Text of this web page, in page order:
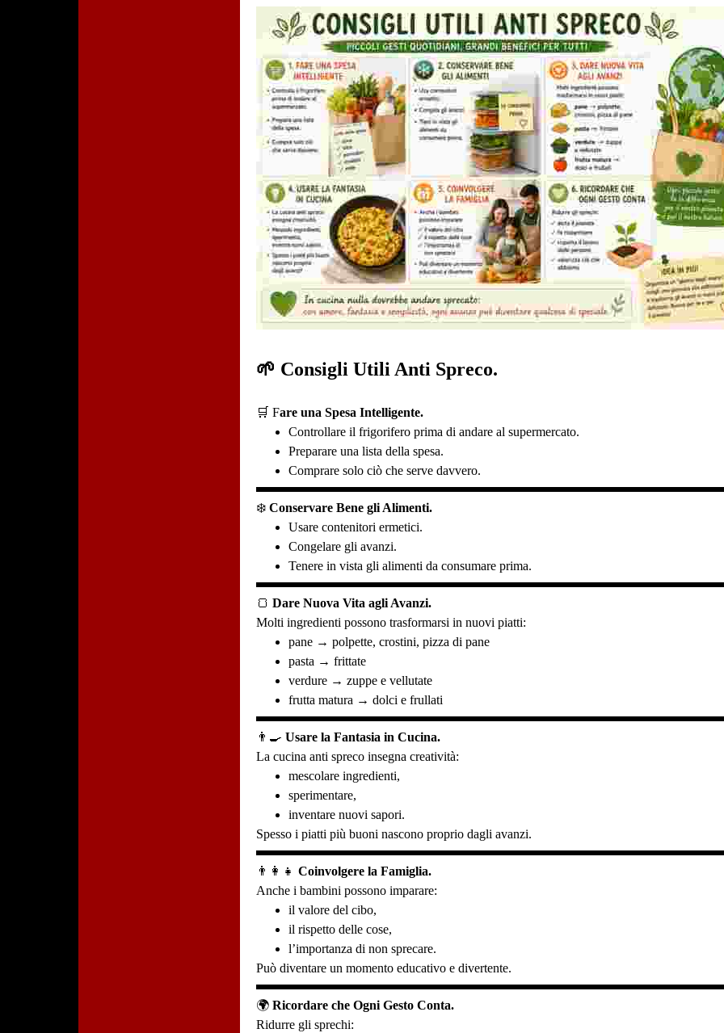
🌱 Consigli Utili Anti Spreco.
🛒 Fare una Spesa Intelligente.
Controllare il frigorifero prima di andare al supermercato.
Preparare una lista della spesa.
Comprare solo ciò che serve davvero.
❄️Conservare Bene gli Alimenti.
Usare contenitori ermetici.
Congelare gli avanzi.
Tenere in vista gli alimenti da consumare prima.
🍞Dare Nuova Vita agli Avanzi.
Molti ingredienti possono trasformarsi in nuovi piatti:
pane → polpette, crostini, pizza di pane
pasta → frittate
verdure → zuppe e vellutate
frutta matura → dolci e frullati
👨‍🍳Usare la Fantasia in Cucina.
La cucina anti spreco insegna creatività:
mescolare ingredienti,
sperimentare,
inventare nuovi sapori.
Spesso i piatti più buoni nascono proprio dagli avanzi.
👨‍👩‍👧Coinvolgere la Famiglia.
Anche i bambini possono imparare:
il valore del cibo,
il rispetto delle cose,
l’importanza di non sprecare.
Può diventare un momento educativo e divertente.
🌍Ricordare che Ogni Gesto Conta.
Ridurre gli sprechi: